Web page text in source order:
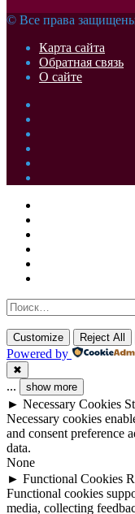
© Все права
Карта сайта
Обратная связь
О сайте
Facebook
Twitter
WhatsApp
Telegram
Кнопка
«Наверх»
Закрыть
Найти:
Customize Reject All
Powered by
✖
... show more
► Necessary Cookies
Necessary cookies
and consent preference
data.
None
► Functional Cookies
Functional cookies
media, collecting